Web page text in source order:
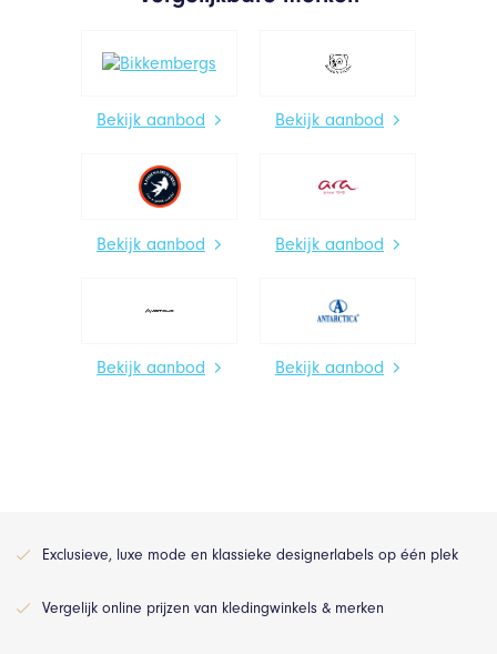
Bekijk aanbod Bekijk aanbod
Bekijk aanbod Bekijk aanbod
Bekijk aanbod Bekijk aanbod
Exclusieve, luxe mode en klassieke designerlabels op één plek
Vergelijk online prijzen van kledingwinkels & merken